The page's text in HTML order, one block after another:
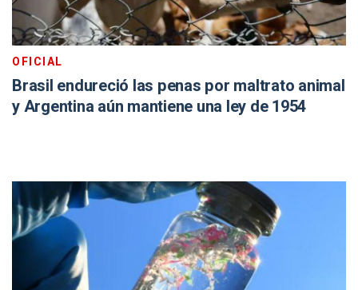
OFICIAL
Brasil endureció las penas por maltrato animal
y Argentina aún mantiene una ley de 1954